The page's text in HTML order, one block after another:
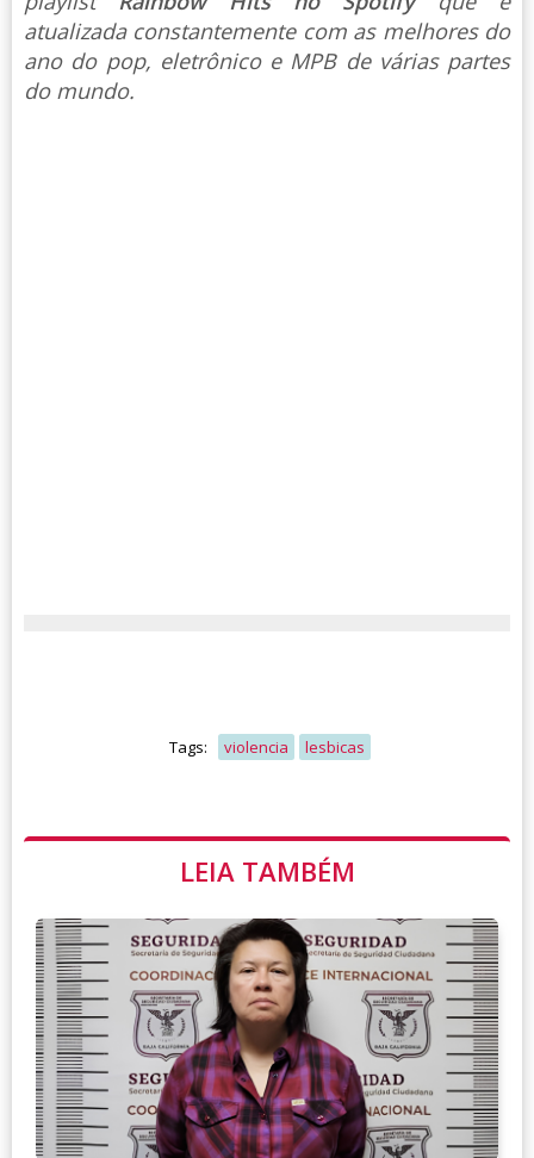
atualizada constantemente com as melhores do
ano do pop, eletrônico e MPB de várias partes
do mundo.
Tags: violencia lesbicas
LEIA TAMBÉM